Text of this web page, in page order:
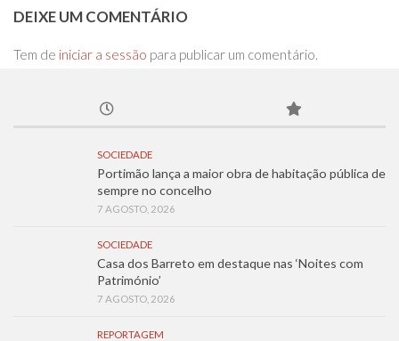
DEIXE UM COMENTÁRIO
Tem de iniciar a sessão para publicar um comentário.
SOCIEDADE
Portimão lança a maior obra de habitação pública de
sempre no concelho
7 AGOSTO, 2026
SOCIEDADE
Casa dos Barreto em destaque nas ‘Noites com
Património’
7 AGOSTO, 2026
REPORTAGEM